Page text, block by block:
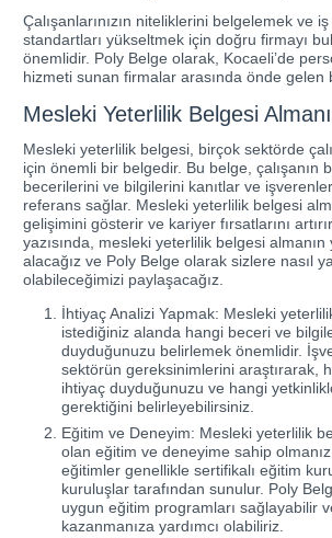
Çalışanlarınızın niteliklerini belgelemek ve
standartları yükseltmek için doğru firmayı
önemlidir. Poly Belge olarak, Kocaeli’de
hizmeti sunan firmalar arasında önde gelen
Mesleki Yeterlilik Belgesi
Mesleki yeterlilik belgesi, birçok sektörde
için önemli bir belgedir. Bu belge, çalışanın
becerilerini ve bilgilerini kanıtlar ve
referans sağlar. Mesleki yeterlilik belgesi
gelişimini gösterir ve kariyer fırsatlarını
yazısında, mesleki yeterlilik belgesi almanın
alacağız ve Poly Belge olarak sizlere nasıl
olabileceğimizi paylaşacağız.
İhtiyaç Analizi Yapmak: Mesleki
istediğiniz alanda hangi beceri ve
duyduğunuzu belirlemek önemlidir.
sektörün gereksinimlerini araştırarak,
ihtiyaç duyduğunuzu ve hangi
gerektiğini belirleyebilirsiniz.
Eğitim ve Deneyim: Mesleki yeterlilik
olan eğitim ve deneyime sahip
eğitimler genellikle sertifikalı eğitim
kuruluşlar tarafından sunulur. Poly
uygun eğitim programları sağlayabilir
kazanmanıza yardımcı olabiliriz.